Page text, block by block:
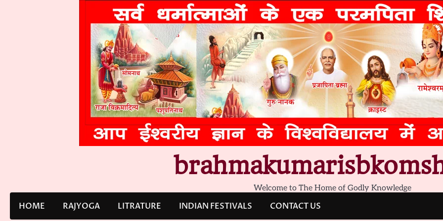
Welcome to The Home of Godly Knowledge
HOME RAJYOGA LITRATURE INDIAN FESTIVALS CONTACT US